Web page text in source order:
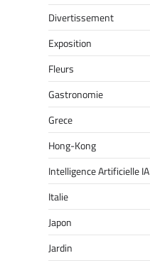
Divertissement
Exposition
Fleurs
Gastronomie
Grece
Hong-Kong
Intelligence Artificielle IA
Italie
Japon
Jardin